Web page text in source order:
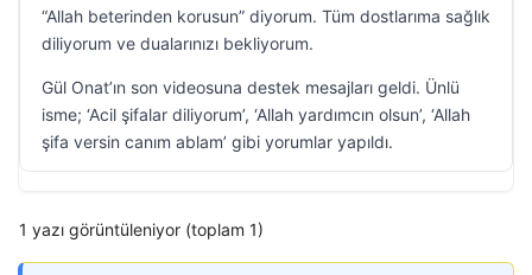
“Allah beterinden korusun” diyorum. Tüm dostlarıma sağlık
diliyorum ve dualarınızı bekliyorum.
Gül Onat’ın son videosuna destek mesajları geldi. Ünlü
isme; ‘Acil şifalar diliyorum’, ‘Allah yardımcın olsun’, ‘Allah
şifa versin canım ablam’ gibi yorumlar yapıldı.
1 yazı görüntüleniyor (toplam 1)